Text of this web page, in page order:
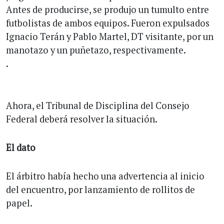
Antes de producirse, se produjo un tumulto entre
futbolistas de ambos equipos. Fueron expulsados
Ignacio Terán y Pablo Martel, DT visitante, por un
manotazo y un puñetazo, respectivamente.
.
Ahora, el Tribunal de Disciplina del Consejo
Federal deberá resolver la situación.
El dato
El árbitro había hecho una advertencia al inicio
del encuentro, por lanzamiento de rollitos de
papel.